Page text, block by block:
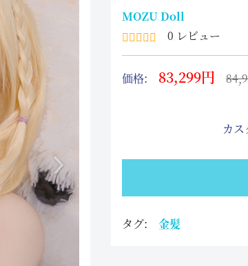
MOZU Doll
0 レビュー
価格: 83,299円
カ
タグ: 金髪